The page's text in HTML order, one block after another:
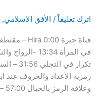
اترك تعليقاً / الأفق الإسلامي,
وعلاقة الرمز بالخيال 57:00 – ابن عربي المسافر العائد 1:12:50 –